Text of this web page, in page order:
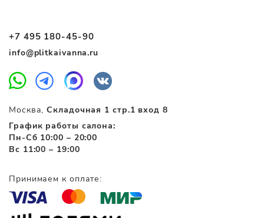
+7 495 180-45-90
info@plitkaivanna.ru
Москва,Складочная 1 стр.1 вход 8
График работы салона:
Пн-Сб 10:00 – 20:00
Вс 11:00 – 19:00
Принимаем к оплате: